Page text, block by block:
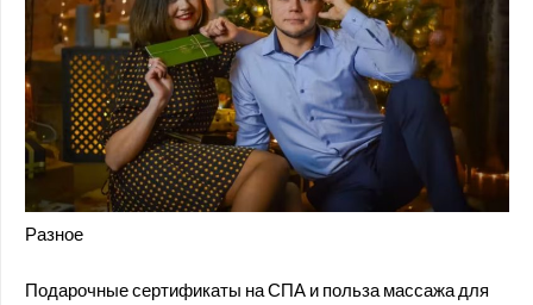
Разное
Подарочные сертификаты на СПА и польза массажа для